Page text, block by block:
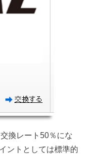
換レート50％にな
ントとしては標準的